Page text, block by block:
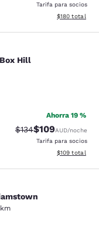
Tarifa para socios
Ver detalles
$180 total
Hill
Hill
Bueno. 26 reseñas
Ahorra 19 %
Precio tachado:
$134Precio con
$109AUD/noche
Tarifa para socios
Ver detalles
$109 total
Excelente. 9 reseñas